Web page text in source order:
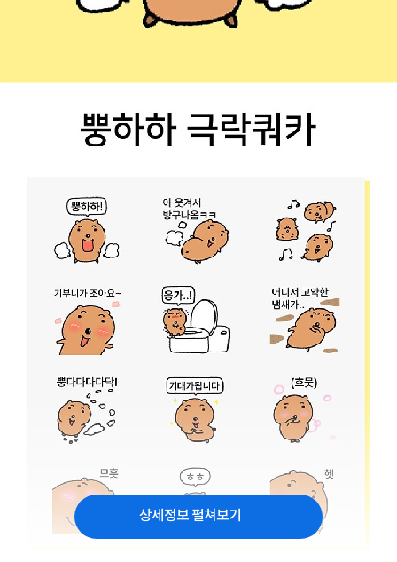
상세정보 펼쳐보기